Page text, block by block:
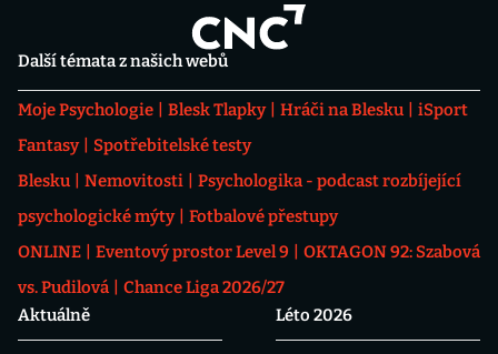
Další témata z našich webů
Moje Psychologie Blesk Tlapky Hráči na Blesku
iSport
Fantasy
Spotřebitelské testy
Blesku
Nemovitosti
Psychologika - podcast rozbíjející
psychologické mýty
Fotbalové přestupy
ONLINE
Eventový prostor Level 9
OKTAGON 92: Szabová
vs. Pudilová
Chance Liga 2026/27
Aktuálně
Léto 2026